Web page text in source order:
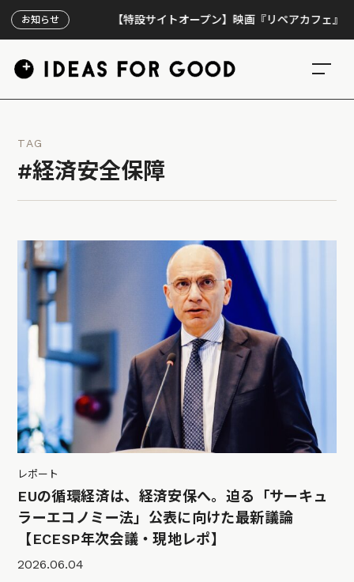
お知らせ 【特設サイトオープン】映画『リペアカフェ』、上映
TAG
#経済安全保障
レポート
EUの循環経済は、経済安保へ。迫る「サーキュ
ラーエコノミー法」公表に向けた最新議論
【ECESP年次会議・現地レポ】
2026.06.04